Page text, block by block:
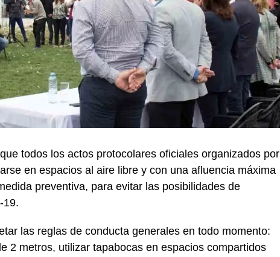
todos los actos protocolares oficiales organizados por
en espacios al aire libre y con una afluencia máxima
preventiva, para evitar las posibilidades de
19.
las reglas de conducta generales en todo momento:
2 metros, utilizar tapabocas en espacios compartidos